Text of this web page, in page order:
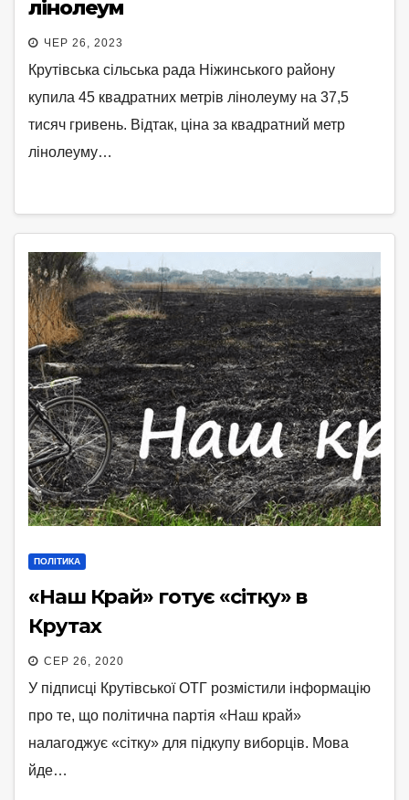
лінолеум
ЧЕР 26, 2023
Крутівська сільська рада Ніжинського району
купила 45 квадратних метрів лінолеуму на 37,5
тисяч гривень. Відтак, ціна за квадратний метр
лінолеуму…
ПОЛІТИКА
«Наш Край» готує «сітку» в
Крутах
СЕР 26, 2020
У підписці Крутівської ОТГ розмістили інформацію
про те, що політична партія «Наш край»
налагоджує «сітку» для підкупу виборців. Мова
йде…